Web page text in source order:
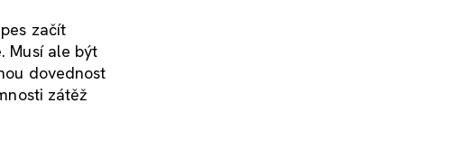
začít
Musí ale být
dovednost
zátěž